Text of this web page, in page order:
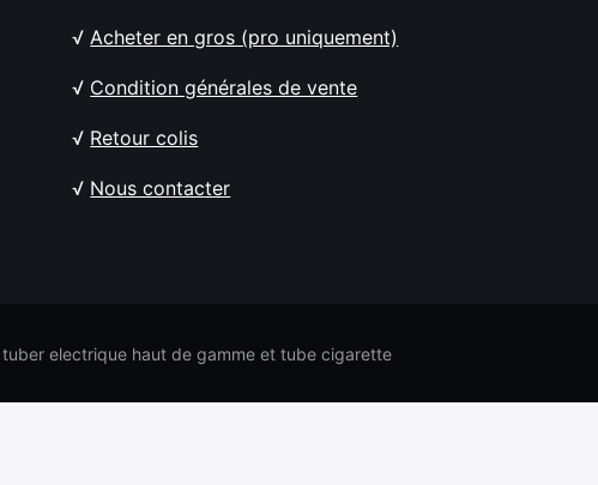
√ Acheter en gros (pro uniquement)
√ Condition générales de vente
√ Retour colis
√ Nous contacter
electrique haut de gamme et tube cigarette